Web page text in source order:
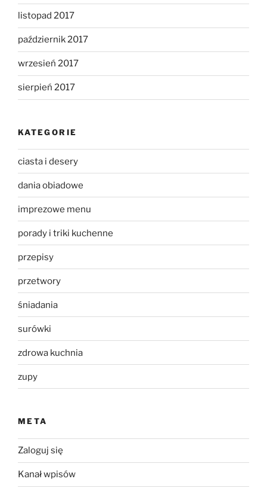
listopad 2017
październik 2017
wrzesień 2017
sierpień 2017
KATEGORIE
ciasta i desery
dania obiadowe
imprezowe menu
porady i triki kuchenne
przepisy
przetwory
śniadania
surówki
zdrowa kuchnia
zupy
META
Zaloguj się
Kanał wpisów